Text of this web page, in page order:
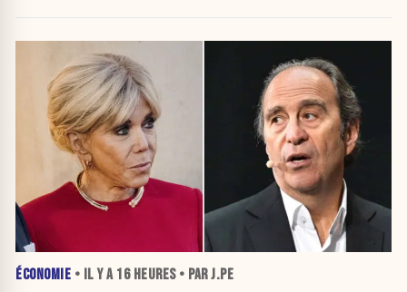
ÉCONOMIE • IL Y A 16 HEURES• PAR J.PE